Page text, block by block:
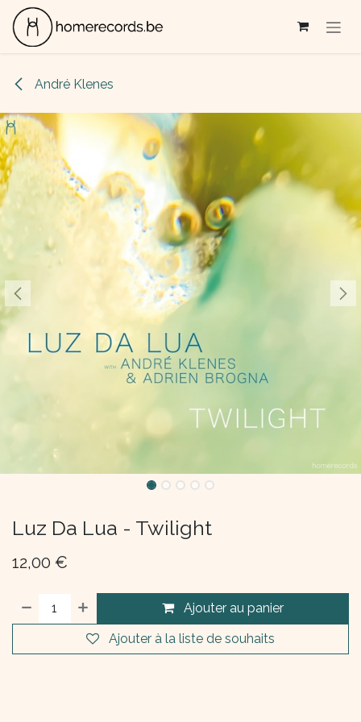
Se rendre au contenu
André Klenes
Luz Da Lua - Twilight
12,00 €
Ajouter au panier
Ajouter à la liste de souhaits